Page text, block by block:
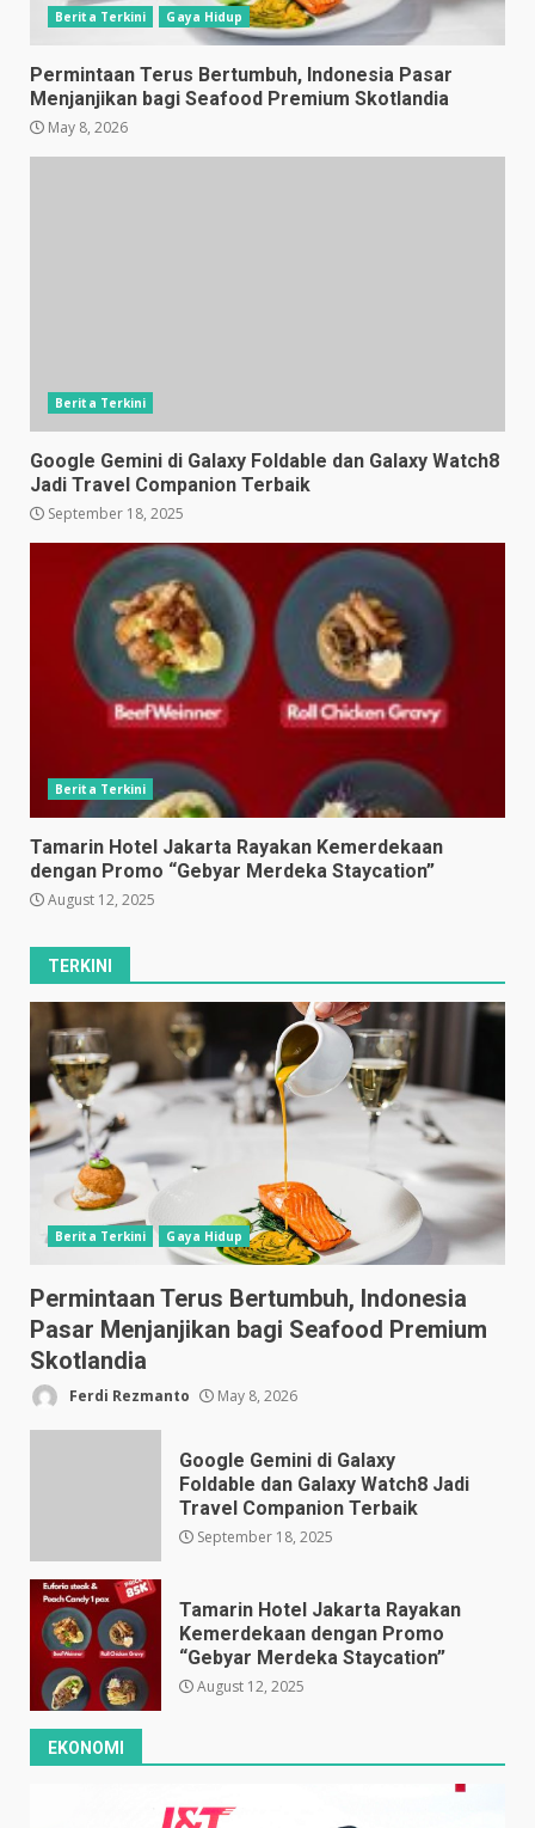
Berita Terkini Gaya Hidup
Permintaan Terus Bertumbuh, Indonesia Pasar
Menjanjikan bagi Seafood Premium Skotlandia
May 8, 2026
Berita Terkini
Google Gemini di Galaxy Foldable dan Galaxy Watch8
Jadi Travel Companion Terbaik
September 18, 2025
Berita Terkini
Tamarin Hotel Jakarta Rayakan Kemerdekaan
dengan Promo “Gebyar Merdeka Staycation”
August 12, 2025
TERKINI
Berita Terkini Gaya Hidup
Permintaan Terus Bertumbuh, Indonesia
Pasar Menjanjikan bagi Seafood Premium
Skotlandia
Ferdi Rezmanto May 8, 2026
Google Gemini di Galaxy
Foldable dan Galaxy Watch8 Jadi
Travel Companion Terbaik
September 18, 2025
Tamarin Hotel Jakarta Rayakan
Kemerdekaan dengan Promo
“Gebyar Merdeka Staycation”
August 12, 2025
EKONOMI